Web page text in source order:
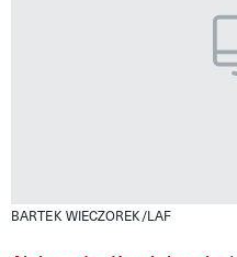
BARTEK WIECZOREK/LAF